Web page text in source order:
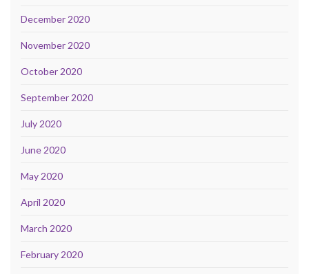
December 2020
November 2020
October 2020
September 2020
July 2020
June 2020
May 2020
April 2020
March 2020
February 2020